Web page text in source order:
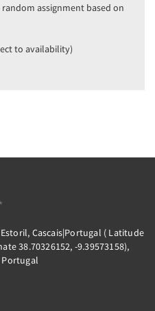
assignment based on
to availability)
Cascais|Portugal ( Latitude
38.70326152, -9.39573158),
Portugal